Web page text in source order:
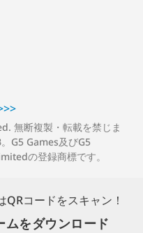
無断複製・転載を禁じま
G5 Games及びG5
の登録商標です。
コードをスキャン！
ムをダウンロード